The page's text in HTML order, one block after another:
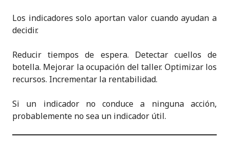
Los indicadores solo aportan valor cuando ayudan a
decidir.
Reducir tiempos de espera. Detectar cuellos de
botella. Mejorar la ocupación del taller. Optimizar los
recursos. Incrementar la rentabilidad.
Si un indicador no conduce a ninguna acción,
probablemente no sea un indicador útil.